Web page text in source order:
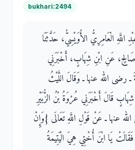
bukhari:2494
اللَّهِ الْعَامِرِيُّ الأُوَيْسِيُّ، حَدَّثَنَا
عَنِ ابْنِ شِهَابٍ، أَخْبَرَنِي
رضى الله عنها ـ وَقَالَ اللَّيْثُ
قَالَ أَخْبَرَنِي عُرْوَةُ بْنُ الزُّبَيْرِ
عنها ـ عَنْ قَوْلِ اللَّهِ تَعَالَى ‏{‏وَإِنْ
يَا ابْنَ أُخْتِي هِيَ الْيَتِيمَةُ